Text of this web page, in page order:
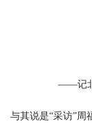
——记北
与其说是“采访”周